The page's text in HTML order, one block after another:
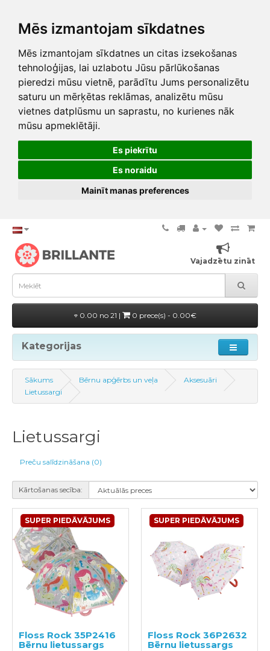
Mēs izmantojam sīkdatnes
Mēs izmantojam sīkdatnes un citas izsekošanas
tehnoloģijas, lai uzlabotu Jūsu pārlūkošanas
pieredzi mūsu vietnē, parādītu Jums personalizētu
saturu un mērķētas reklāmas, analizētu mūsu
vietnes datplūsmu un saprastu, no kurienes nāk
mūsu apmeklētāji.
Es piekrītu
Es noraidu
Mainīt manas preferences
Vajadzētu zināt
0.00 no 21 | 0 prece(s) - 0.00€
Kategorijas
Sākums Bērnu apģērbs un veļa
Aksesuāri
Lietussargi
Lietussargi
Preču salīdzināšana (0)
Kārtošanas secība:
SUPER PIEDĀVĀJUMS
Floss Rock 35P2416
Bērnu lietussargs
SUPER PIEDĀVĀJUMS
Floss Rock 36P2632
Bērnu lietussargs